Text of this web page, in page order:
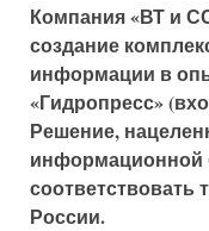
Компания «ВТ и
создание
информации в
«Гидропресс»
Решение,
информационной
России.